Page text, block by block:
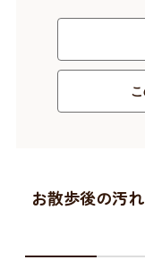
お散歩後の汚